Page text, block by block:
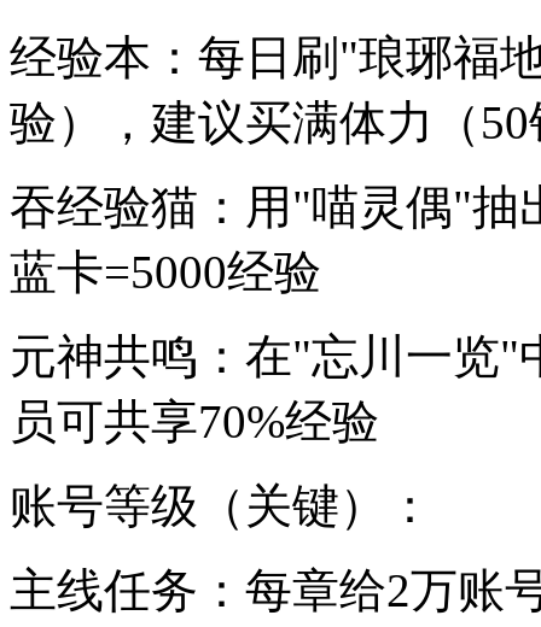
经验本：每日刷"琅琊福
验），建议买满体力（
吞经验猫：用"喵灵偶"抽
蓝卡=5000经验
元神共鸣：在"忘川一览"
员可共享70%经验
账号等级（关键）：
主线任务：每章给2万账